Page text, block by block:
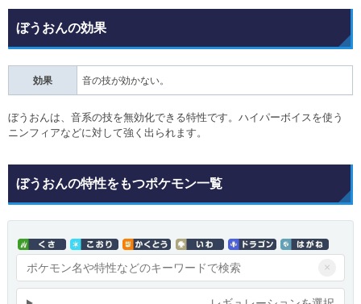
ぼうおんの効果
効果 音の技が効かない。
ぼうおんは、音系の技を無効化できる特性です。ハイパーボイスを使う
ニンフィアなどに対して強く出られます。
ぼうおんの特性をもつポケモン一覧
×